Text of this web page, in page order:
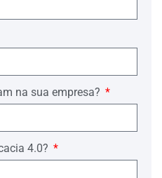
seus
da decisão ora
as razões
RECURSO,
525 DO CPC:
na sua empresa?
4.0?